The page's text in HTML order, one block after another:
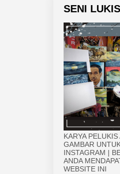
SENI
KARYA
GAMBAR
INSTAGRAM |
ANDA
WEBSITE INI